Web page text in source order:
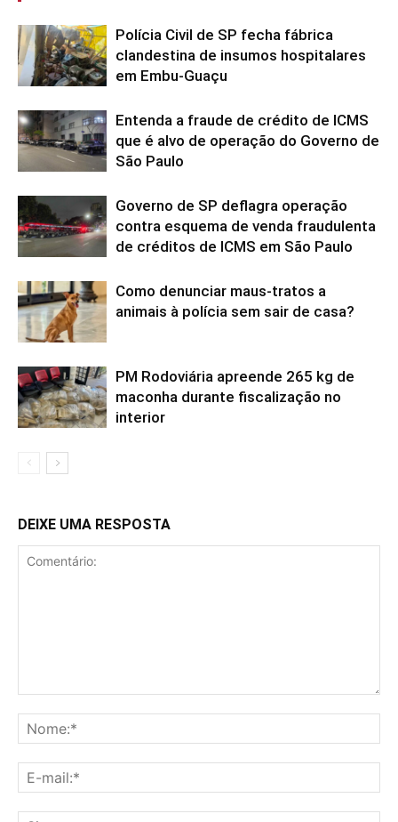
Polícia Civil de SP fecha fábrica
clandestina de insumos hospitalares
em Embu-Guaçu
Entenda a fraude de crédito de ICMS
que é alvo de operação do Governo de
São Paulo
Governo de SP deflagra operação
contra esquema de venda fraudulenta
de créditos de ICMS em São Paulo
Como denunciar maus-tratos a
animais à polícia sem sair de casa?
PM Rodoviária apreende 265 kg de
maconha durante fiscalização no
interior
DEIXE UMA RESPOSTA